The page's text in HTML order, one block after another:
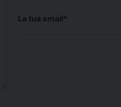
La tua email*